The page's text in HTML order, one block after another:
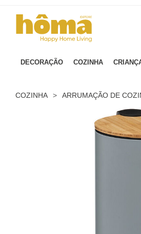
DECORAÇÃO COZINHA
COZINHA > ARRUMAÇÃO DE